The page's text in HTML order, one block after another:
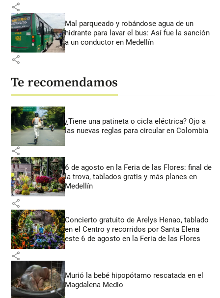
share
Mal parqueado y robándose agua de un
hidrante para lavar el bus: Así fue la sanción
a un conductor en Medellín
share
Te recomendamos
¿Tiene una patineta o cicla eléctrica? Ojo a
las nuevas reglas para circular en Colombia
share
6 de agosto en la Feria de las Flores: final de
la trova, tablados gratis y más planes en
Medellín
share
Concierto gratuito de Arelys Henao, tablado
en el Centro y recorridos por Santa Elena
este 6 de agosto en la Feria de las Flores
share
Murió la bebé hipopótamo rescatada en el
Magdalena Medio